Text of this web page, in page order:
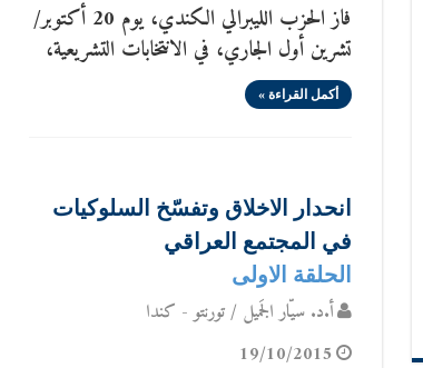
فاز الحزب الليبرالي الكندي، يوم 20 أكتوبر/
تشرين أول الجاري، في الانتخابات التشريعية،
أكمل القراءة »
انحدار الاخلاق وتفسّخ السلوكيات
في المجتمع العراقي
الحلقة الاولى
أ.د. سيّار الجَميل / تورنتو - كندا
19/10/2015